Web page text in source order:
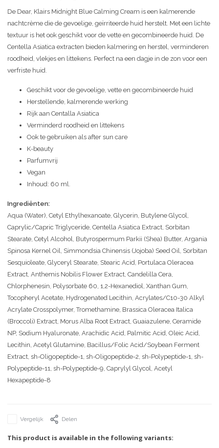
De Dear, Klairs Midnight Blue Calming Cream is een kalmerende
nachtcrème die de gevoelige, geïrriteerde huid herstelt. Met een lichte
textuur is het ook geschikt voor de vette en gecombineerde huid. De
Centella Asiatica extracten bieden kalmering en herstel, verminderen
roodheid, vlekjes en littekens. Perfect na een dagje in de zon voor een
verfriste huid.
Geschikt voor de gevoelige, vette en gecombineerde huid
Herstellende, kalmerende werking
Rijk aan Centalla Asiatica
Verminderd roodheid en littekens
Ook te gebruiken als after sun care
K-beauty
Parfumvrij
Vegan
Inhoud: 60 ml.
Ingrediënten:
Aqua (Water), Cetyl Ethylhexanoate, Glycerin, Butylene Glycol,
Caprylic/Capric Triglyceride, Centella Asiatica Extract, Sorbitan
Stearate, Cetyl Alcohol, Butyrospermum Parkii (Shea) Butter, Argania
Spinosa Kernel Oil, Simmondsia Chinensis (Jojoba) Seed Oil, Sorbitan
Sesquioleate, Glyceryl Stearate, Stearic Acid, Portulaca Oleracea
Extract, Anthemis Nobilis Flower Extract, Candelilla Cera,
Chlorphenesin, Polysorbate 60, 1,2-Hexanediol, Xanthan Gum,
Tocopheryl Acetate, Hydrogenated Lecithin, Acrylates/C10-30 Alkyl
Acrylate Crosspolymer, Tromethamine, Brassica Oleracea Italica
(Broccoli) Extract, Morus Alba Root Extract, Guaiazulene, Ceramide
NP, Sodium Hyaluronate, Arachidic Acid, Palmitic Acid, Oleic Acid,
Lecithin, Acetyl Glutamine, Bacillus/Folic Acid/Soybean Ferment
Extract, sh-Oligopeptide-1, sh-Oligopeptide-2, sh-Polypeptide-1, sh-
Polypeptide-11, sh-Polypeptide-9, Caprylyl Glycol, Acetyl
Hexapeptide-8
Vergelijk Delen
This product is available in the following variants: